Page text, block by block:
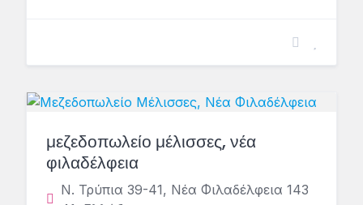
μεζεδοπωλείο μέλισσες, νέα
φιλαδέλφεια
Ν. Τρύπια 39-41, Νέα Φιλαδέλφεια 143